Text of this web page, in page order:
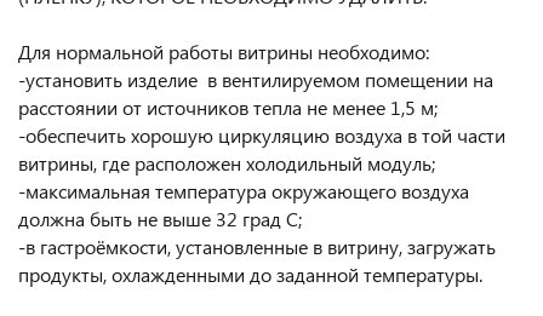
Для нормальной работы витрины необходимо:
-установить изделие в вентилируемом помещении на
расстоянии от источников тепла не менее 1,5 м;
-обеспечить хорошую циркуляцию воздуха в той части
витрины, где расположен холодильный модуль;
-максимальная температура окружающего воздуха
должна быть не выше 32 град С;
-в гастроёмкости, установленные в витрину, загружать
продукты, охлажденными до заданной температуры.